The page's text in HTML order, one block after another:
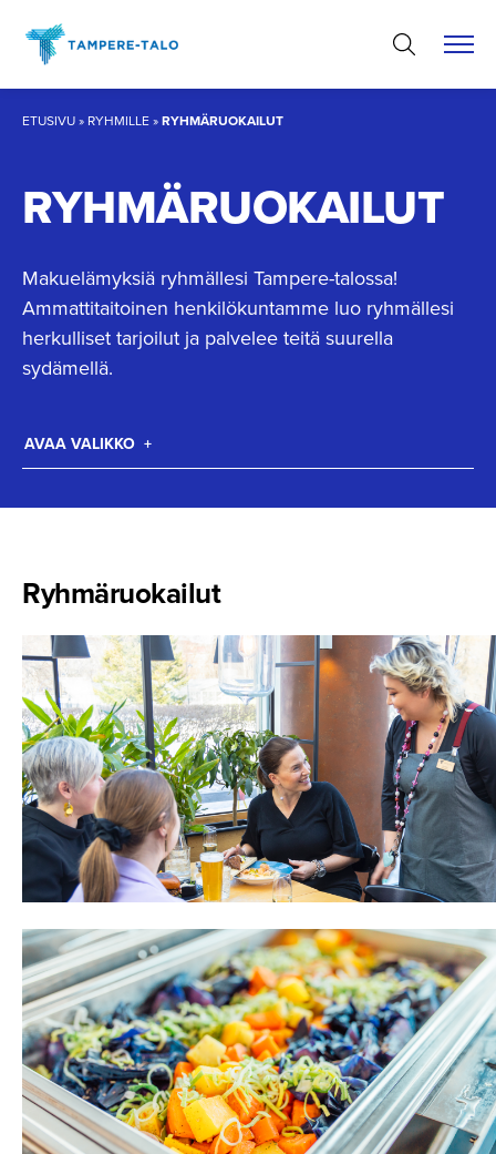
sisältöön
ETUSIVU» RYHMILLE»RYHMÄRUOKAILUT
RYHMÄRUO­KAILUT
Makuelämyksiä ryhmällesi Tampere-talossa!
Ammattitaitoinen henkilökuntamme luo ryhmällesi
herkulliset tarjoilut ja palvelee teitä suurella
sydämellä.
AVAA VALIKKO
Ryhmäruo­kailut